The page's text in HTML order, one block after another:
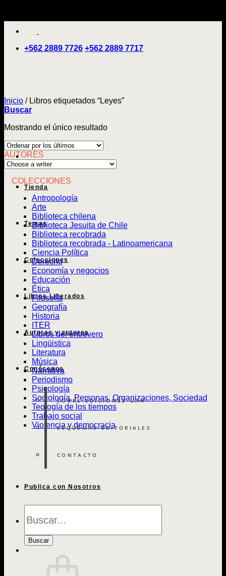
+562 2889 7726 +562 2889 7717
Tienda
Temas
Colecciones
Libros Liberados
Autoras y autores
Conócenos
SOBRE EDICIONES UAH
ESQUEMAS EDITORIALES
CONTACTO
Publica con Nosotros
de
Buscar
Inicio /Libros etiquetados “Leyes”
Buscar
Mostrando el único resultado
AUTORES
COLECCIONES
Antropología
Arte
Biblioteca chilena
Biblioteca Jesuita de Chile
Biblioteca recobrada
Biblioteca recobrada - Latinoamericana
Ciencia Política
Derecho
Economía y negocios
Educación
Ética
Filosofía
Geografía
Historia
ITER
Libros del entrevero
Lingüistica
Literatura
Música
Narrativa
Periodismo
Psicología
Sociología, Personas, Organizaciones, Sociedad
Teología de los tiempos
Trabajo social
Violencia y democracia